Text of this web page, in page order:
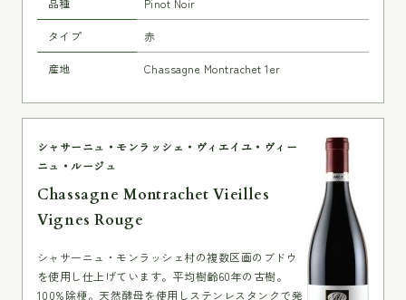
品種 Pinot Noir
タイプ 赤
産地 Chassagne Montrachet 1er
シャサーニュ・モンラッシェ・ヴィエイユ・ヴィー
ニュ・ルージュ
Chassagne Montrachet Vieilles
Vignes Rouge
シャサーニュ・モンラッシェ村の複数区画のブドウ
を使用し仕上げています。平均樹齢60年の古樹。
100%除梗。天然酵母を使用しステンレスタンクで発